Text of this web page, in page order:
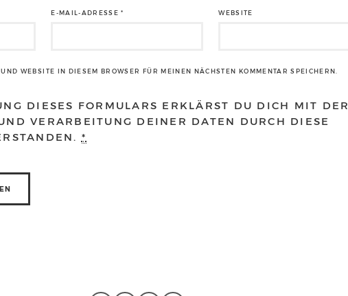
E-MAIL-ADRESSE* WEBSITE
WEBSITE IN DIESEM BROWSER FÜR MEINEN NÄCHSTEN KOMMENTAR SPEICHERN.
DIESES FORMULARS ERKLÄRST DU DICH MIT DER
VERARBEITUNG DEINER DATEN DURCH DIESE
*